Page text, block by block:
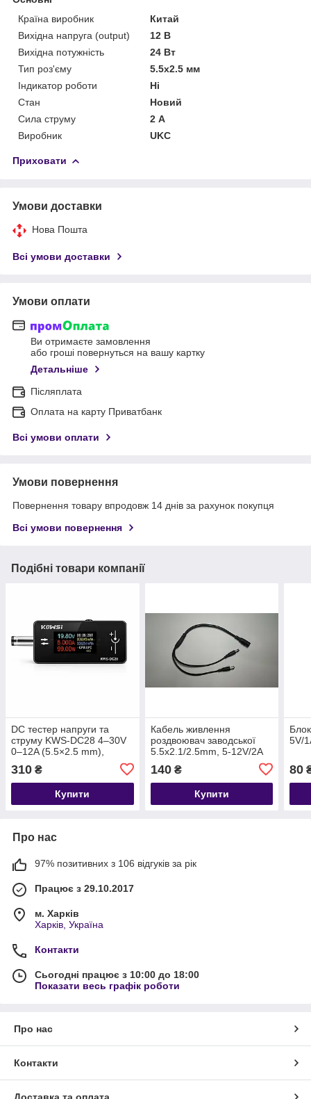
Країна виробник
Китай
Вихідна напруга (output)
12 В
Вихідна потужність
24 Вт
Тип роз'єму
5.5x2.5 мм
Індикатор роботи
Ні
Стан
Новий
Сила струму
2 А
Виробник
UKC
Приховати
Умови доставки
Нова Пошта
Всі умови доставки
Умови оплати
Ви отримаєте замовлення
або гроші повернуться на вашу картку
Детальніше
Післяплата
Оплата на карту Приватбанк
Всі умови оплати
Умови повернення
Повернення товару впродовж 14 днів за рахунок покупця
Всі умови повернення
Подібні товари компанії
DC тестер напруги та
струму KWS-DC28 4–30V
0–12A (5.5×2.5 mm),
TFT дисплеєм
310 ₴
Купити
Кабель живлення
роздвоювач заводської
5.5x2.1/2.5mm, 5-12V/2A
модема, 30 см
140₴
Купити
5V/
80
Про нас
97% позитивних з 106 відгуків за рік
Працює з 29.10.2017
м. Харків
Харків, Україна
Контакти
Сьогодні працює з 10:00 до 18:00
Показати весь графік роботи
Про нас
Контакти